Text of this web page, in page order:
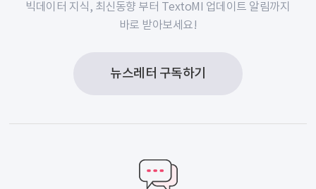
빅데이터 지식, 최신동향 부터 TextoMI
업데이트 알림까지
바로 받아보세요!
뉴스레터 구독하기